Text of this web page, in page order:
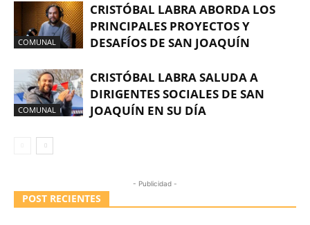
COMUNAL
CRISTÓBAL LABRA ABORDA LOS
PRINCIPALES PROYECTOS Y
DESAFÍOS DE SAN JOAQUÍN
COMUNAL
CRISTÓBAL LABRA SALUDA A
DIRIGENTES SOCIALES DE SAN
JOAQUÍN EN SU DÍA
- Publicidad -
POST RECIENTES